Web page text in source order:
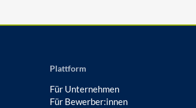
Plattform
Für Unternehmen
Für Bewerber:innen